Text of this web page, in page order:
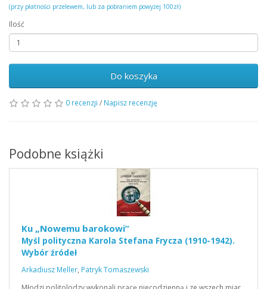
(przy płatności przelewem, lub za pobraniem powyżej 100zł)
Ilość
Do koszyka
0 recenzji / Napisz recenzję
Podobne książki
Ku „Nowemu barokowi”
Myśl polityczna Karola Stefana Frycza (1910-1942).
Wybór źródeł
Arkadiusz Meller, Patryk Tomaszewski